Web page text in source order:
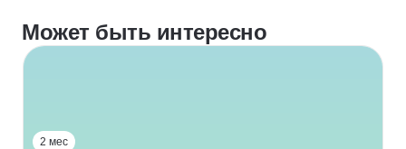
Может быть интересно
2 мес